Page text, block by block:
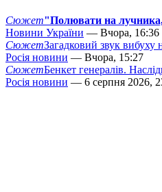
Сюжет"Полювати на лучника,
Новини України — Вчора, 16:36
СюжетЗагадковий звук
Росія новини — Вчора, 15:27
СюжетБенкет генералів.
Росія новини — 6 серпня 2026,